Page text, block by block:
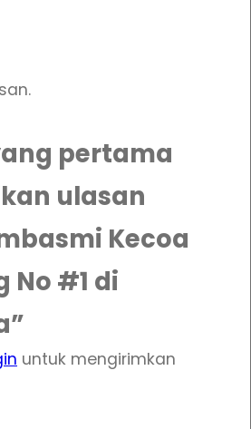
pertama
ulasan
Kecoa
No #1 di
untuk mengirimkan